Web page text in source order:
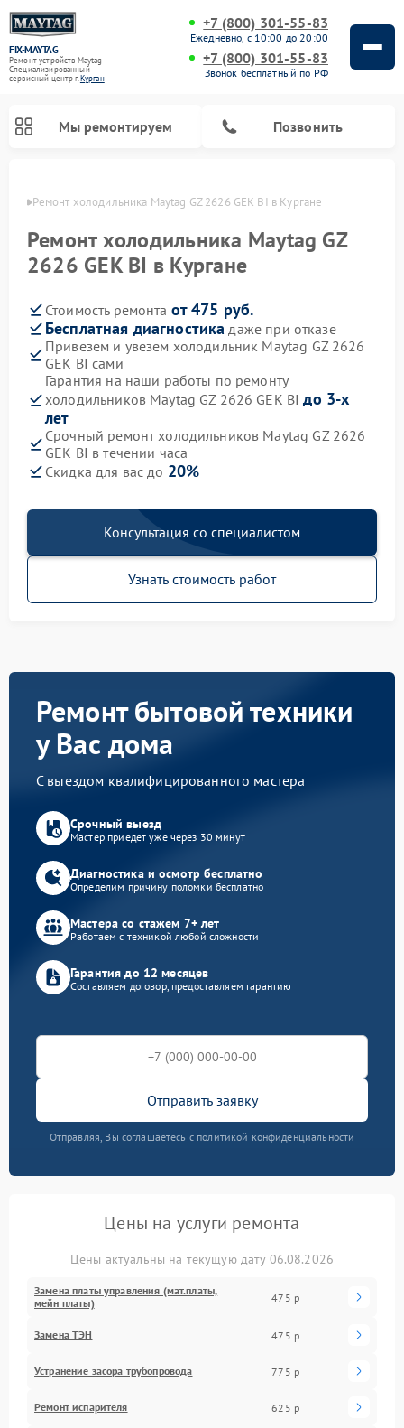
FIX-MAYTAG
Ремонт устройств Maytag
Специализированный
cервисный центр г.Курган
+7 (800) 301-55-83
Ежедневно, с 10:00 до 20:00
+7 (800) 301-55-83
Звонок бесплатный по РФ
Мы ремонтируем Позвонить
Ремонт холодильника Maytag GZ 2626 GEK BI в Кургане
Ремонт холодильника Maytag GZ
2626 GEK BI в Кургане
Стоимость ремонта от 475 руб.
Бесплатная диагностика даже при отказе
Привезем и увезем холодильник Maytag GZ 2626
GEK BI сами
Гарантия на наши работы по ремонту
холодильников Maytag GZ 2626 GEK BIдо 3-х
лет
Срочный ремонт холодильников Maytag GZ 2626
GEK BI в течении часа
Скидка для вас до 20%
Консультация со специалистом
Узнать стоимость работ
Ремонт бытовой техники
у Вас дома
С выездом квалифицированного мастера
Срочный выезд
Мастер приедет уже через 30 минут
Диагностика и осмотр бесплатно
Определим причину поломки бесплатно
Мастера со стажем 7+ лет
Работаем с техникой любой сложности
Гарантия до 12 месяцев
Составляем договор, предоставляем гарантию
Отправить заявку
Отправляя, Вы соглашаетесь с политикой конфиденциальности
Цены на услуги ремонта
Цены актуальны на текущую дату 06.08.2026
Замена платы управления (мат.платы,
мейн платы)
475 р
Замена ТЭН 475 р
Устранение засора трубопровода 775 р
Ремонт испарителя 625 р